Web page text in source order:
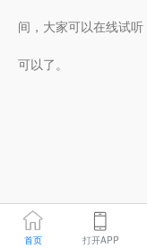
间，大家可以在线试
可以了。
首页 打开APP